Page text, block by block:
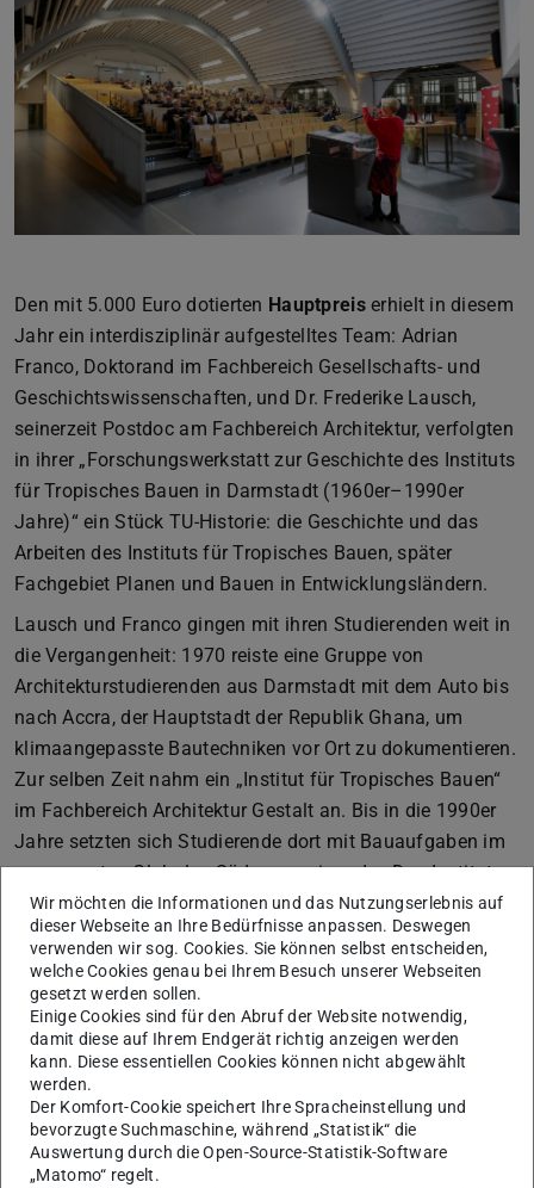
Zurück Vor
Den mit 5.000 Euro dotierten Hauptpreiserhielt in diesem
Jahr ein interdisziplinär aufgestelltes Team: Adrian
Franco, Doktorand im Fachbereich Gesellschafts- und
Geschichtswissenschaften, und Dr. Frederike Lausch,
seinerzeit Postdoc am Fachbereich Architektur, verfolgten
in ihrer „Forschungswerkstatt zur Geschichte des Instituts
für Tropisches Bauen in Darmstadt (1960er–1990er
Jahre)“ ein Stück TU-Historie: die Geschichte und das
Arbeiten des Instituts für Tropisches Bauen, später
Fachgebiet Planen und Bauen in Entwicklungsländern.
Lausch und Franco gingen mit ihren Studierenden weit in
die Vergangenheit: 1970 reiste eine Gruppe von
Architekturstudierenden aus Darmstadt mit dem Auto bis
nach Accra, der Hauptstadt der Republik Ghana, um
klimaangepasste Bautechniken vor Ort zu dokumentieren.
Zur selben Zeit nahm ein „Institut für Tropisches Bauen“
im Fachbereich Architektur Gestalt an. Bis in die 1990er
Jahre setzten sich Studierende dort mit Bauaufgaben im
sogenannten Globalen Süden auseinander. Das Institut
und später das Fachgebiet „Planen und Bauen in
Entwicklungsländern“ zog internationale Studierende an,
und ein globales Netzwerk von Forschenden und
Institutionen wurde geknüpft. Die umfangreichen
Materialien, die in Bibliotheken und Archiven der TU
verblieben, inspirierten Franco und Lausch zu ihrem
Lehrformat.
Das Seminar im Wintersemester 2023/24 fragte nach
dem historischen Blick auf „Entwicklungsländer“ und
Wir möchten die Informationen und das Nutzungserlebnis auf
dieser Webseite an Ihre Bedürfnisse anpassen. Deswegen
verwenden wir sog. Cookies. Sie können selbst entscheiden,
welche Cookies genau bei Ihrem Besuch unserer Webseiten
gesetzt werden sollen.
Einige Cookies sind für den Abruf der Website notwendig,
damit diese auf Ihrem Endgerät richtig anzeigen werden
kann. Diese essentiellen Cookies können nicht abgewählt
werden.
Der Komfort-Cookie speichert Ihre Spracheinstellung und
bevorzugte Suchmaschine, während „Statistik“ die
Auswertung durch die Open-Source-Statistik-Software
„Matomo“ regelt.